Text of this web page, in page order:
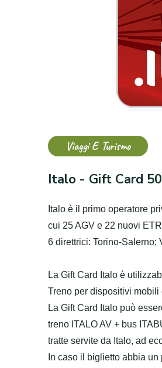
Viaggi E Turismo
Italo - Gift Card
Italo è il primo operatore
cui 25 AGV e 22 nuovi
6 direttrici: Torino-
La Gift Card Italo è
Treno per dispositivi
La Gift Card Italo può
treno ITALO AV + bus
tratte servite da Italo, ad
In caso il biglietto abbia